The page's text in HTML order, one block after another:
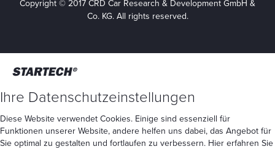
Copyright © 2017 CRD Car Research & Development GmbH &
Co. KG. All rights reserved.
Ihre Datenschutzeinstellungen
Diese Website verwendet Cookies. Einige sind essenziell für
Funktionen unserer Website, andere helfen uns dabei, das Angebot für
Sie optimal zu gestalten und fortlaufen zu verbessern. Hier erfahren Sie